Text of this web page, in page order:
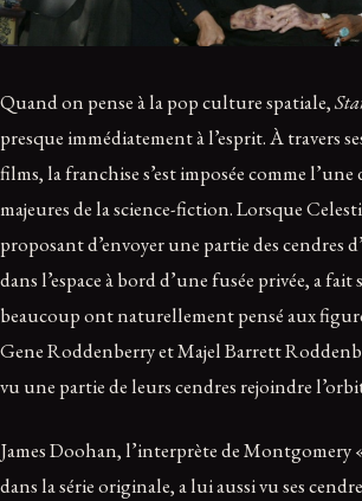
Quand on pense à la pop culture spatiale,
presque immédiatement à l’esprit. À travers
films, la franchise s’est imposée comme l’une
majeures de la science-fiction. Lorsque
proposant d’envoyer une partie des cendres
dans l’espace à bord d’une fusée privée, a
beaucoup ont naturellement pensé aux
Gene Roddenberry et Majel Barrett
vu une partie de leurs cendres rejoindre
James Doohan, l’interprète de Montgomery
dans la série originale, a lui aussi vu ses